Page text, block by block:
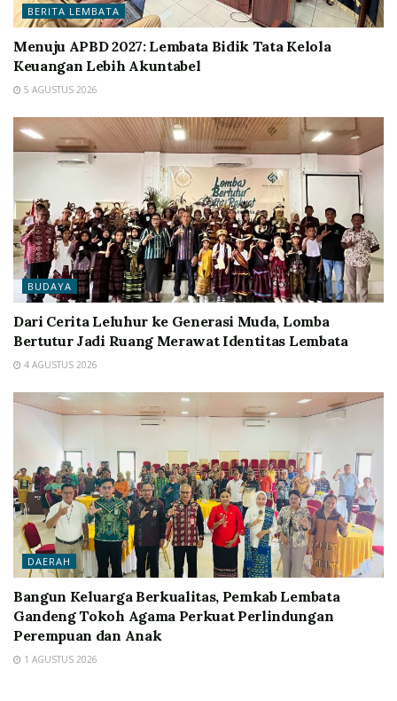
BERITA LEMBATA
Menuju APBD 2027: Lembata Bidik Tata Kelola
Keuangan Lebih Akuntabel
5 AGUSTUS 2026
BUDAYA
Dari Cerita Leluhur ke Generasi Muda, Lomba
Bertutur Jadi Ruang Merawat Identitas Lembata
4 AGUSTUS 2026
DAERAH
Bangun Keluarga Berkualitas, Pemkab Lembata
Gandeng Tokoh Agama Perkuat Perlindungan
Perempuan dan Anak
1 AGUSTUS 2026